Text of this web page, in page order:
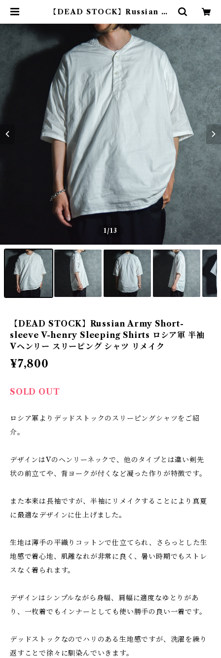
【DEAD STOCK】Russian Ar
eping Shirts ロシア軍 半袖 Vヘ
ンリー スリーピング シャツ リメイ
ク | mark & collars (マークアン
ドカラーズ)
1/13
【DEAD STOCK】Russian Army Short-
sleeve V-henry Sleeping Shirts ロシア軍 半袖
Vヘンリー スリーピング シャツ リメイク
¥7,800
SOLD OUT
ロシア軍よりデッドストックのスリーピングシャツをご紹
介。
デザインはVのヘンリーネックで、他のタイプとは違い剣先
状の前立てや、背ヨークが付くなど凝った作りが特徴です。
また本来は長袖ですが、半袖にリメイクすることにより真夏
に最適なデザインに仕上げました。
生地は薄手の平織りコットンで仕立てられ、さらっとした生
地感で着心地、肌離なれが非常に良く、暑い時期でもストレ
スなく着られます。
デザインはシンプルながら身幅、肩幅に適度なゆとりがあ
り、一枚着でもインナーとしても使い勝手の良い一着です。
デッドストックなのでハリのある生地感ですが、洗濯を繰り
返すことで徐々に馴染んでいきます。